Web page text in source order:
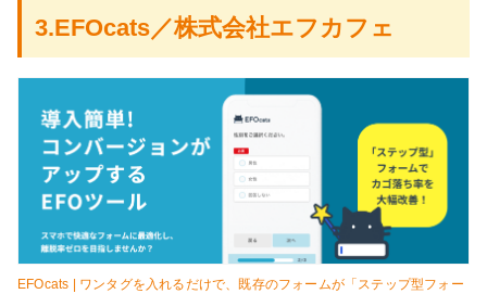
3.EFOcats／株式会社エフカフェ
EFOcats | ワンタグを入れるだけで、既存のフォームが「ステップ型フォー